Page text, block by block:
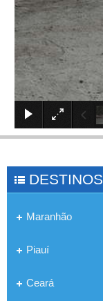
DESTINOS
Maranhão
Piauí
Ceará